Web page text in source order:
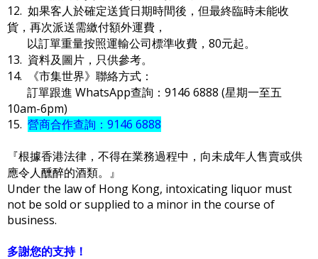
12. 如果客人於確定送貨日期時間後，但最終臨時未能收
貨，再次派送需繳付額外運費，
以訂單重量按照運輸公司標準收費，80元起。
13. 資料及圖片，只供參考。
14. 《市集世界》聯絡方式：
訂單跟進 WhatsApp查詢：9146 6888 (星期一至五
10am-6pm)
15. 營商合作查詢：9146 6888
『根據香港法律，不得在業務過程中，向未成年人售賣或供
應令人醺醉的酒類。』
Under the law of Hong Kong, intoxicating liquor must
not be sold or supplied to a minor in the course of
business.
多謝您的支持！